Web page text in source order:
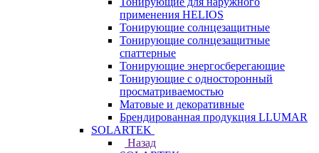
применения HELIOS
Тонирующие солнцезащитные
Тонирующие солнцезащитные
спаттерные
Тонирующие энергосберегающие
Тонирующие с односторонный
просматриваемостью
Матовые и декоративные
Брендированная продукция LLUMAR
SOLARTEK
Назад